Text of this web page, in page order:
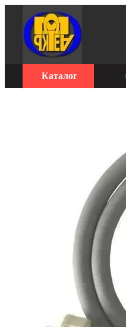
Перейти до основного контенту
Каталог